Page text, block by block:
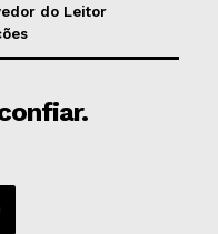
do Leitor